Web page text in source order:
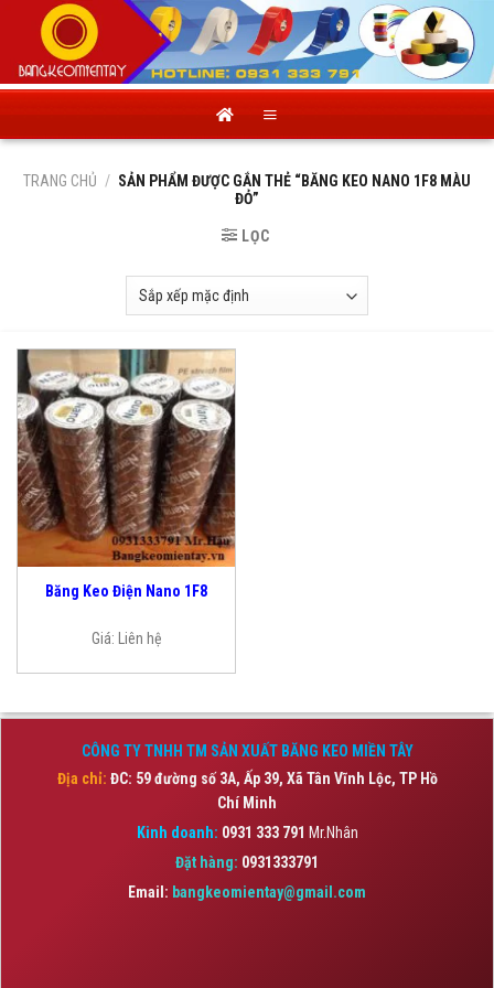
content
TRANG CHỦ / SẢN PHẨM ĐƯỢC GẮN THẺ “BĂNG KEO NANO 1F8 MÀU
ĐỎ”
LỌC
Băng Keo Điện Nano 1F8
Giá: Liên hệ
CÔNG TY TNHH TM SẢN XUẤT BĂNG KEO MIỀN TÂY
Địa chỉ: ĐC: 59 đường số 3A, Ấp 39, Xã Tân Vĩnh Lộc, TP Hồ
Chí Minh
Kinh doanh: 0931 333 791 Mr.Nhân
Đặt hàng: 0931333791
Email: bangkeomientay@gmail.com